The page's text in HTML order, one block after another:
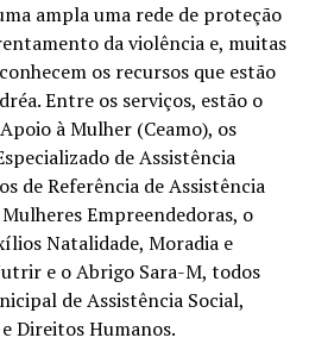
ampla uma rede de proteção
da violência e, muitas
os recursos que estão
Entre os serviços, estão o
à Mulher (Ceamo), os
de Assistência
de Referência de Assistência
Empreendedoras, o
Natalidade, Moradia e
e o Abrigo Sara-M, todos
de Assistência Social,
Direitos Humanos.